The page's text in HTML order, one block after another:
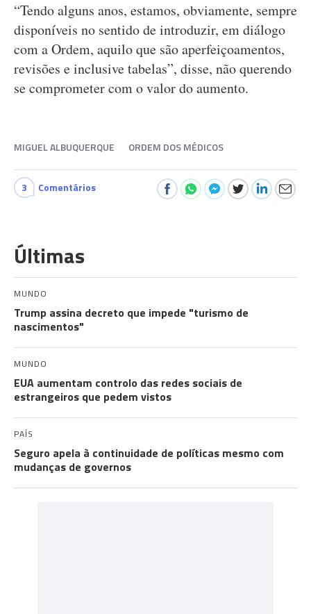
“Tendo alguns anos, estamos, obviamente, sempre
disponíveis no sentido de introduzir, em diálogo
com a Ordem, aquilo que são aperfeiçoamentos,
revisões e inclusive tabelas”, disse, não querendo
se comprometer com o valor do aumento.
MIGUEL ALBUQUERQUE ORDEM DOS MÉDICOS
3 Comentários
Últimas
MUNDO
Trump assina decreto que impede "turismo de
nascimentos"
MUNDO
EUA aumentam controlo das redes sociais de
estrangeiros que pedem vistos
PAÍS
Seguro apela à continuidade de políticas mesmo com
mudanças de governos